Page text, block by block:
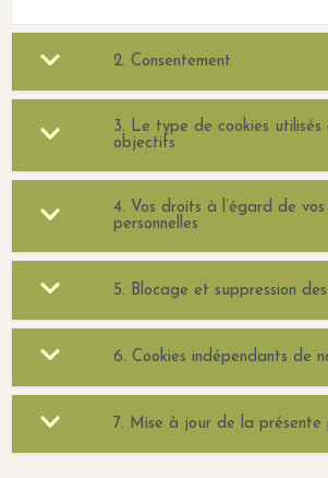
2. Consentement
3. Le type de cookies utilisés
objectifs
4. Vos droits à l’égard de vos
personnelles
5. Blocage et suppression
6. Cookies indépendants de
7. Mise à jour de la présente